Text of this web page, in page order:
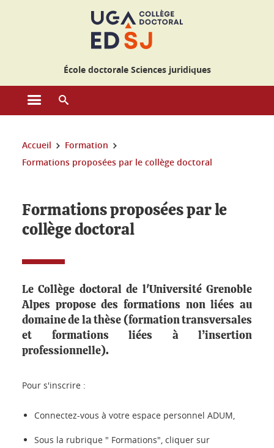
École doctorale Sciences juridiques
Ouvrir le menu principal
Vous êtes ici :
Accueil
Formation
Formations proposées par le collège doctoral
Formations proposées par le
collège doctoral
Le Collège doctoral de l'Université Grenoble
Alpes propose des formations non liées au
domaine de la thèse (formation transversales
et formations liées à l’insertion
professionnelle).
Pour s'inscrire :
Connectez-vous à votre espace personnel ADUM,
Sous la rubrique " Formations", cliquer sur